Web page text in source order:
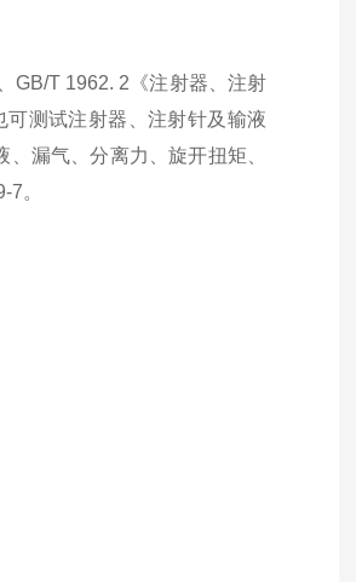
GB/T 1962. 2 《注射器、注射
测试注射器、注射针及输液
、漏气、分离力、旋开扭矩、
-7。